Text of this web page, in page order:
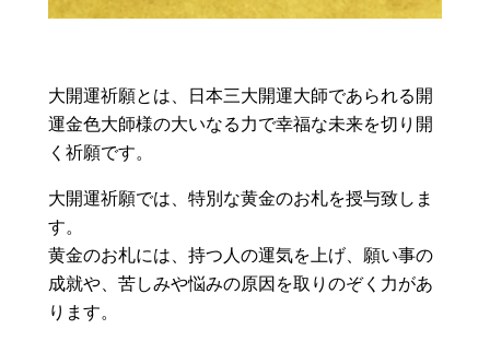
大開運祈願とは、日本三大開運大師であられる開
運金色大師様の大いなる力で幸福な未来を切り開
く祈願です。
大開運祈願では、特別な黄金のお札を授与致しま
す。
黄金のお札には、持つ人の運気を上げ、願い事の
成就や、苦しみや悩みの原因を取りのぞく力があ
ります。